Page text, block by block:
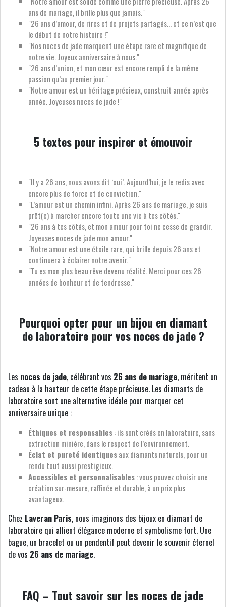
ans de mariage, il brille plus que jamais."
"26 ans d’amour, de rires et de projets partagés… et ce n’est que
le début de notre histoire !"
"Nos noces de jade marquent une étape rare et magnifique de
notre vie. Joyeux anniversaire à nous."
"26 ans d’union, et mon cœur est encore rempli de la même
passion qu’au premier jour."
"Notre amour est un héritage précieux, construit année après
année. Joyeuses noces de jade !"
5 textes pour inspirer et émouvoir
"Il y a 26 ans, nous avons dit ‘oui’. Aujourd’hui, je le redis avec
encore plus de force et de conviction."
"L’amour est un chemin infini. Après 26 ans de mariage, je suis
prêt(e) à marcher encore toute une vie à tes côtés."
"26 ans à tes côtés, et mon amour pour toi ne cesse de grandir.
Joyeuses noces de jade mon amour."
"Notre amour est une étoile rare, qui brille depuis 26 ans et
continuera à éclairer notre avenir."
"Tu es mon plus beau rêve devenu réalité. Merci pour ces 26
années de bonheur et de tendresse."
Pourquoi opter pour un bijou en diamant
de laboratoire pour vos noces de jade ?
Les noces de jade, célébrant vos 26 ans de mariage, méritent un
cadeau à la hauteur de cette étape précieuse. Les diamants de
laboratoire sont une alternative idéale pour marquer cet
anniversaire unique :
Éthiques et responsables: ils sont créés en laboratoire, sans
extraction minière, dans le respect de l’environnement.
Éclat et pureté identiquesaux diamants naturels, pour un
rendu tout aussi prestigieux.
Accessibles et personnalisables: vous pouvez choisir une
création sur-mesure, raffinée et durable, à un prix plus
avantageux.
Chez Laveran Paris, nous imaginons des bijoux en diamant de
laboratoire qui allient élégance moderne et symbolisme fort. Une
bague, un bracelet ou un pendentif peut devenir le souvenir éternel
de vos 26 ans de mariage.
FAQ – Tout savoir sur les noces de jade